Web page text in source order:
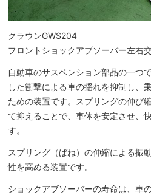
クラウンGWS204
フロントショックアブソーバー左右
自動車のサスペンション部品の一つ
した衝撃による車の揺れを抑制し、
ための装置です。スプリングの伸び
て抑えることで、車体を安定させ、
す。
スプリング（ばね）の伸縮による振
性を高める装置です。
ショックアブソーバーの寿命は、車